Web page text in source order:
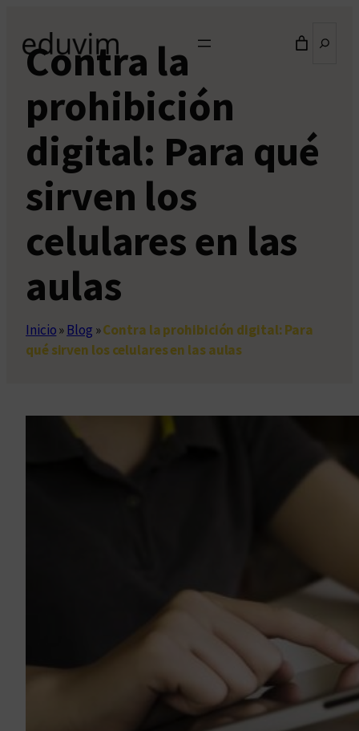
contenido
Contra la
prohibición
digital: Para qué
sirven los
celulares en las
aulas
Inicio» Blog »Contra la prohibición digital: Para
qué sirven los celulares en las aulas